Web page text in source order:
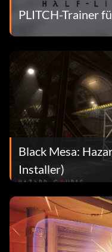
PLITCH-Trainer
Black Mesa:
Installer)